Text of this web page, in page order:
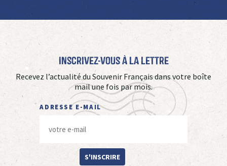
Inscrivez-vous à La Lettre
Recevez l’actualité du Souvenir Français dans votre boîte
mail une fois par mois.
ADRESSE E-MAIL
S'INSCRIRE